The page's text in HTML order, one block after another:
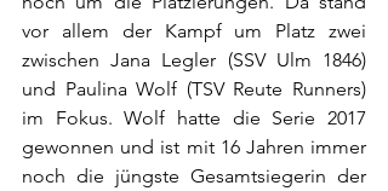
vor allem der Kampf um Platz zwei
zwischen Jana Legler (SSV Ulm 1846)
und Paulina Wolf (TSV Reute Runners)
im Fokus. Wolf hatte die Serie 2017
gewonnen und ist mit 16 Jahren immer
noch die jüngste Gesamtsiegerin der